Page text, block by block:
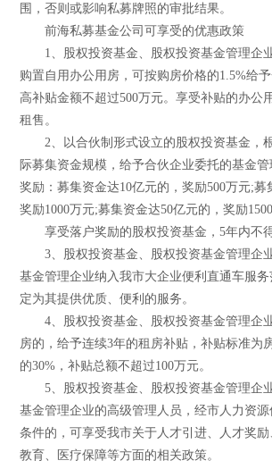
围，否则或影响私募牌照的审批结果。
前海私募基金公司可享受的优惠政策
1、股权投资基金、股权投资基金管理企
购置自用办公用房，可按购房价格的1.5%给
高补贴金额不超过500万元。享受补贴的办公
租售。
2、以合伙制形式设立的股权投资基金，
际募集资金规模，给予合伙企业委托的基金
奖励：募集资金达10亿元的，奖励500万元;募
奖励1000万元;募集资金达50亿元的，奖励1500
享受落户奖励的股权投资基金，5年内不
3、股权投资基金、股权投资基金管理企
基金管理企业纳入我市大企业便利直通车服
定为其提供优质、便利的服务。
4、股权投资基金、股权投资基金管理企
房的，给予连续3年的租房补贴，补贴标准为
的30%，补贴总额不超过100万元。
5、股权投资基金、股权投资基金管理企
基金管理企业的高级管理人员，经市人力资
条件的，可享受我市关于人才引进、人才奖
教育、医疗保障等方面的相关政策。